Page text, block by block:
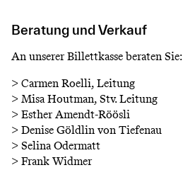
Beratung und Verkauf
An unserer Billettkasse beraten Sie:
> Carmen Roelli, Leitung
> Misa Houtman, Stv. Leitung
> Esther Amendt-Röösli
> Denise Göldlin von Tiefenau
> Selina Odermatt
> Frank Widmer